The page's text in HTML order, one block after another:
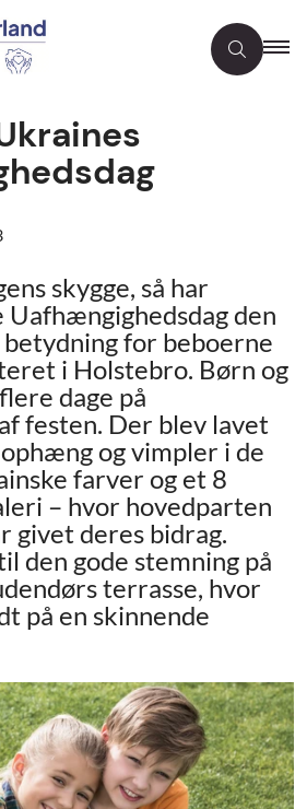
skygge, så har
Uafhængighedsdag den
for beboerne
i Holstebro. Børn og
dage på
festen. Der blev lavet
og vimpler i de
farver og et 8
– hvor hovedparten
givet deres bidrag.
den gode stemning på
terrasse, hvor
på en skinnende